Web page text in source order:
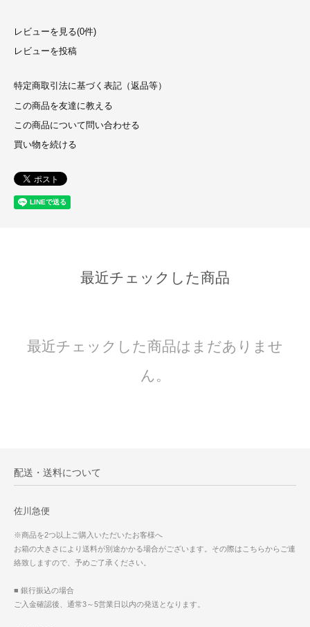
レビューを見る(0件)
レビューを投稿
特定商取引法に基づく表記（返品等）
この商品を友達に教える
この商品について問い合わせる
買い物を続ける
最近チェックした商品
最近チェックした商品はまだありませ
ん。
配送・送料について
佐川急便
※商品を2つ以上ご購入いただいたお客様へ
お箱の大きさにより送料が別途かかる場合がございます。その際はこちらからご連
絡致しますので、予めご了承ください。
■ 銀行振込の場合
ご入金確認後、通常3～5営業日以内の発送となります。